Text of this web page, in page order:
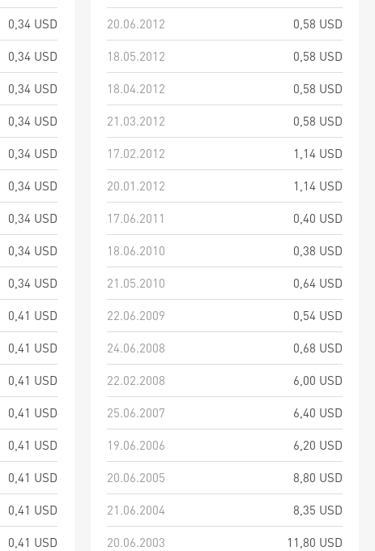
0,34 USD
0,34 USD
0,34 USD
0,34 USD
0,34 USD
0,34 USD
0,34 USD
0,34 USD
0,34 USD
0,41 USD
0,41 USD
0,41 USD
0,41 USD
0,41 USD
0,41 USD
0,41 USD
0,41 USD
20.06.2012
0,58 USD
18.05.2012
0,58 USD
18.04.2012
0,58 USD
21.03.2012
0,58 USD
17.02.2012
1,14 USD
20.01.2012
1,14 USD
17.06.2011
0,40 USD
18.06.2010
0,38 USD
21.05.2010
0,64 USD
22.06.2009
0,54 USD
24.06.2008
0,68 USD
22.02.2008
6,00 USD
25.06.2007
6,40 USD
19.06.2006
6,20 USD
20.06.2005
8,80 USD
21.06.2004
8,35 USD
20.06.2003
11,80 USD